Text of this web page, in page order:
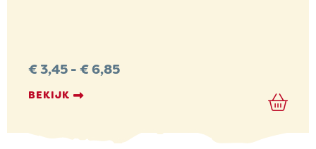
€3,45 - €6,85Prijsklasse:
BEKIJK